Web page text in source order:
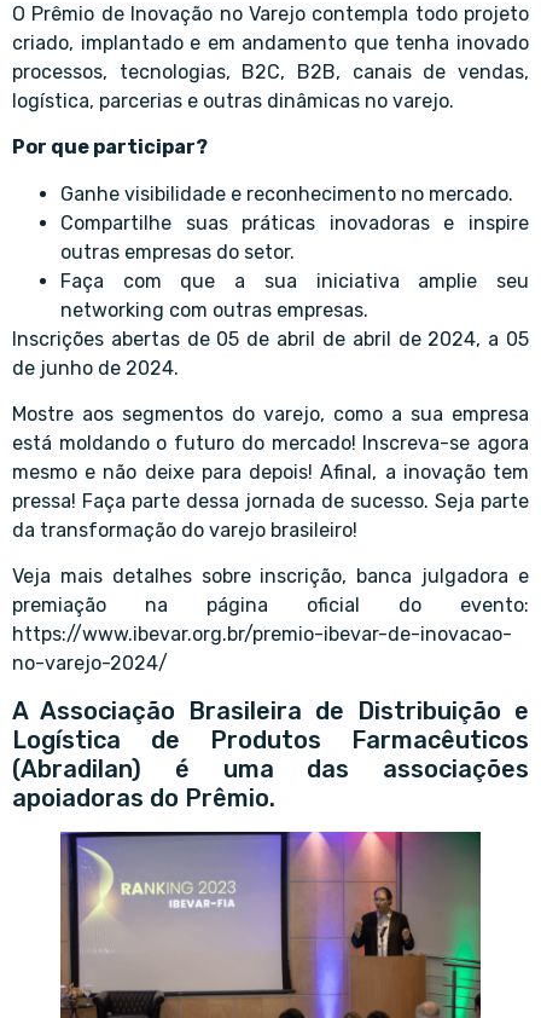
O Prêmio de Inovação no Varejo contempla todo projeto
criado, implantado e em andamento que tenha inovado
processos, tecnologias, B2C, B2B, canais de vendas,
logística, parcerias e outras dinâmicas no varejo.
Por que participar?
Ganhe visibilidade e reconhecimento no mercado.
Compartilhe suas práticas inovadoras e inspire
outras empresas do setor.
Faça com que a sua iniciativa amplie seu
networking com outras empresas.
Inscrições abertas de 05 de abril de abril de 2024, a 05
de junho de 2024.
Mostre aos segmentos do varejo, como a sua empresa
está moldando o futuro do mercado! Inscreva-se agora
mesmo e não deixe para depois! Afinal, a inovação tem
pressa! Faça parte dessa jornada de sucesso. Seja parte
da transformação do varejo brasileiro!
Veja mais detalhes sobre inscrição, banca julgadora e
premiação na página oficial do evento:
https://www.ibevar.org.br/premio-ibevar-de-inovacao-
no-varejo-2024/
A Associação Brasileira de Distribuição e
Logística de Produtos Farmacêuticos
(Abradilan) é uma das associações
apoiadoras do Prêmio.